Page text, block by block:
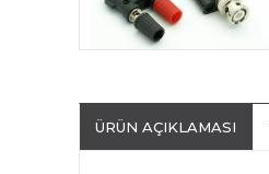
ÜRÜN AÇIKLAMASI